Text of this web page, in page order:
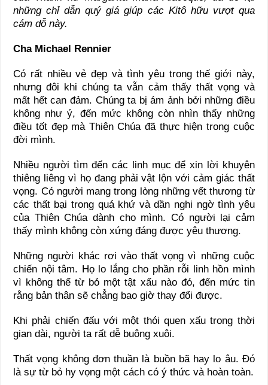
những chỉ dẫn quý giá giúp các Kitô hữu vượt qua
cám dỗ này.
Cha Michael Rennier
Có rất nhiều vẻ đẹp và tình yêu trong thế giới này,
nhưng đôi khi chúng ta vẫn cảm thấy thất vọng và
mất hết can đảm. Chúng ta bị ám ảnh bởi những điều
không như ý, đến mức không còn nhìn thấy những
điều tốt đẹp mà Thiên Chúa đã thực hiện trong cuộc
đời mình.
Nhiều người tìm đến các linh mục để xin lời khuyên
thiêng liêng vì họ đang phải vật lộn với cảm giác thất
vọng. Có người mang trong lòng những vết thương từ
các thất bại trong quá khứ và dần nghi ngờ tình yêu
của Thiên Chúa dành cho mình. Có người lại cảm
thấy mình không còn xứng đáng được yêu thương.
Những người khác rơi vào thất vọng vì những cuộc
chiến nội tâm. Họ lo lắng cho phần rỗi linh hồn mình
vì không thể từ bỏ một tật xấu nào đó, đến mức tin
rằng bản thân sẽ chẳng bao giờ thay đổi được.
Khi phải chiến đấu với một thói quen xấu trong thời
gian dài, người ta rất dễ buông xuôi.
Thất vọng không đơn thuần là buồn bã hay lo âu. Đó
là sự từ bỏ hy vọng một cách có ý thức và hoàn toàn.